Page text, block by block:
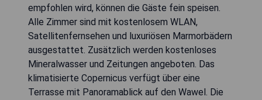
empfohlen wird, können die Gäste fein speisen.
Alle Zimmer sind mit kostenlosem WLAN,
Satellitenfernsehen und luxuriösen Marmorbädern
ausgestattet. Zusätzlich werden kostenloses
Mineralwasser und Zeitungen angeboten. Das
klimatisierte Copernicus verfügt über eine
Terrasse mit Panoramablick auf den Wawel. Die